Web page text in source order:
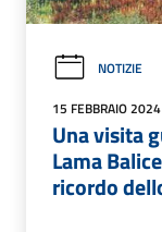
NOTIZIE
15 FEBBRAIO 2024
Una visita
Lama
ricordo